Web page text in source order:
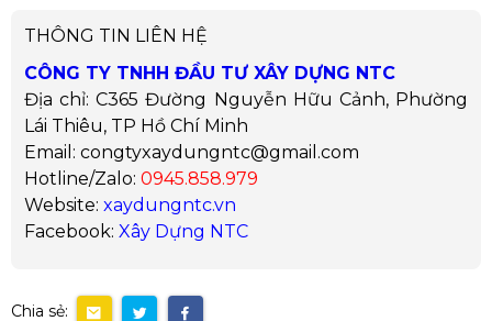
THÔNG TIN LIÊN HỆ
CÔNG TY TNHH ĐẦU TƯ XÂY DỰNG NTC
Địa chỉ: C365 Đường Nguyễn Hữu Cảnh, Phường
Lái Thiêu, TP Hồ Chí Minh
Email: congtyxaydungntc@gmail.com
Hotline/Zalo: 0945.858.979
Website: xaydungntc.vn
Facebook: Xây Dựng NTC
Chia sẻ: